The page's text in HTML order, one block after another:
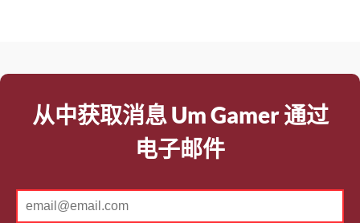
从中获取消息 Um Gamer 通过
电子邮件